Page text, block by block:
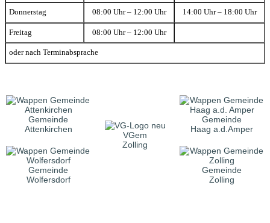
Donnerstag 08:00 Uhr – 12:00 Uhr 14:00 Uhr – 18:00 Uhr
Freitag 08:00 Uhr – 12:00 Uhr
oder nach Terminabsprache
Gemeinde
Attenkirchen
VGem
Zolling
Gemeinde
Haag a.d.Amper
Gemeinde
Wolfersdorf
Gemeinde
Zolling